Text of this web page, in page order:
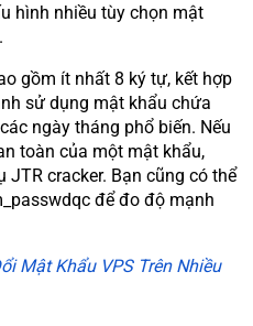
hình nhiều tùy chọn mật
gồm ít nhất 8 ký tự, kết hợp
sử dụng mật khẩu chứa
ngày tháng phổ biến. Nếu
toàn của một mật khẩu,
JTR cracker. Bạn cũng có thể
để đo độ mạnh
Mật Khẩu VPS Trên Nhiều